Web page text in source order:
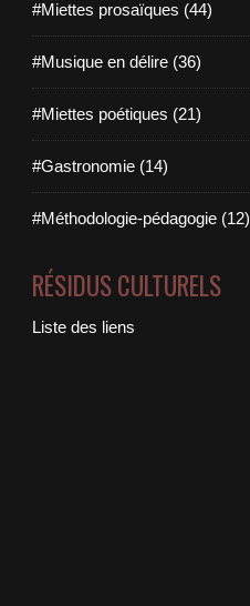
#Miettes prosaïques (44)
#Musique en délire (36)
#Miettes poétiques (21)
#Gastronomie (14)
#Méthodologie-pédagogie (12)
RÉSIDUS CULTURELS
Liste des liens